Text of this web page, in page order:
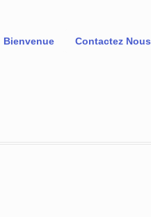
Bienvenue Contactez Nous